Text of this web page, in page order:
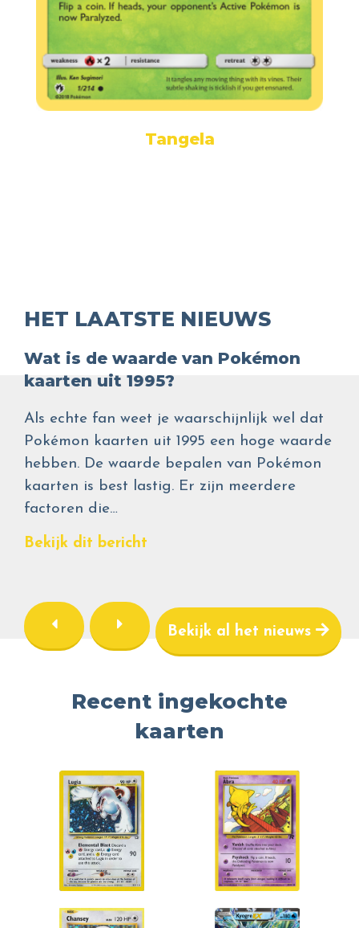
Tangela
HET LAATSTE NIEUWS
Wat is de waarde van Pokémon
kaarten uit 1995?
Als echte fan weet je waarschijnlijk wel dat
Pokémon kaarten uit 1995 een hoge waarde
hebben. De waarde bepalen van Pokémon
kaarten is best lastig. Er zijn meerdere
factoren die…
Bekijk dit bericht
Bekijk al het nieuws
Recent ingekochte
kaarten